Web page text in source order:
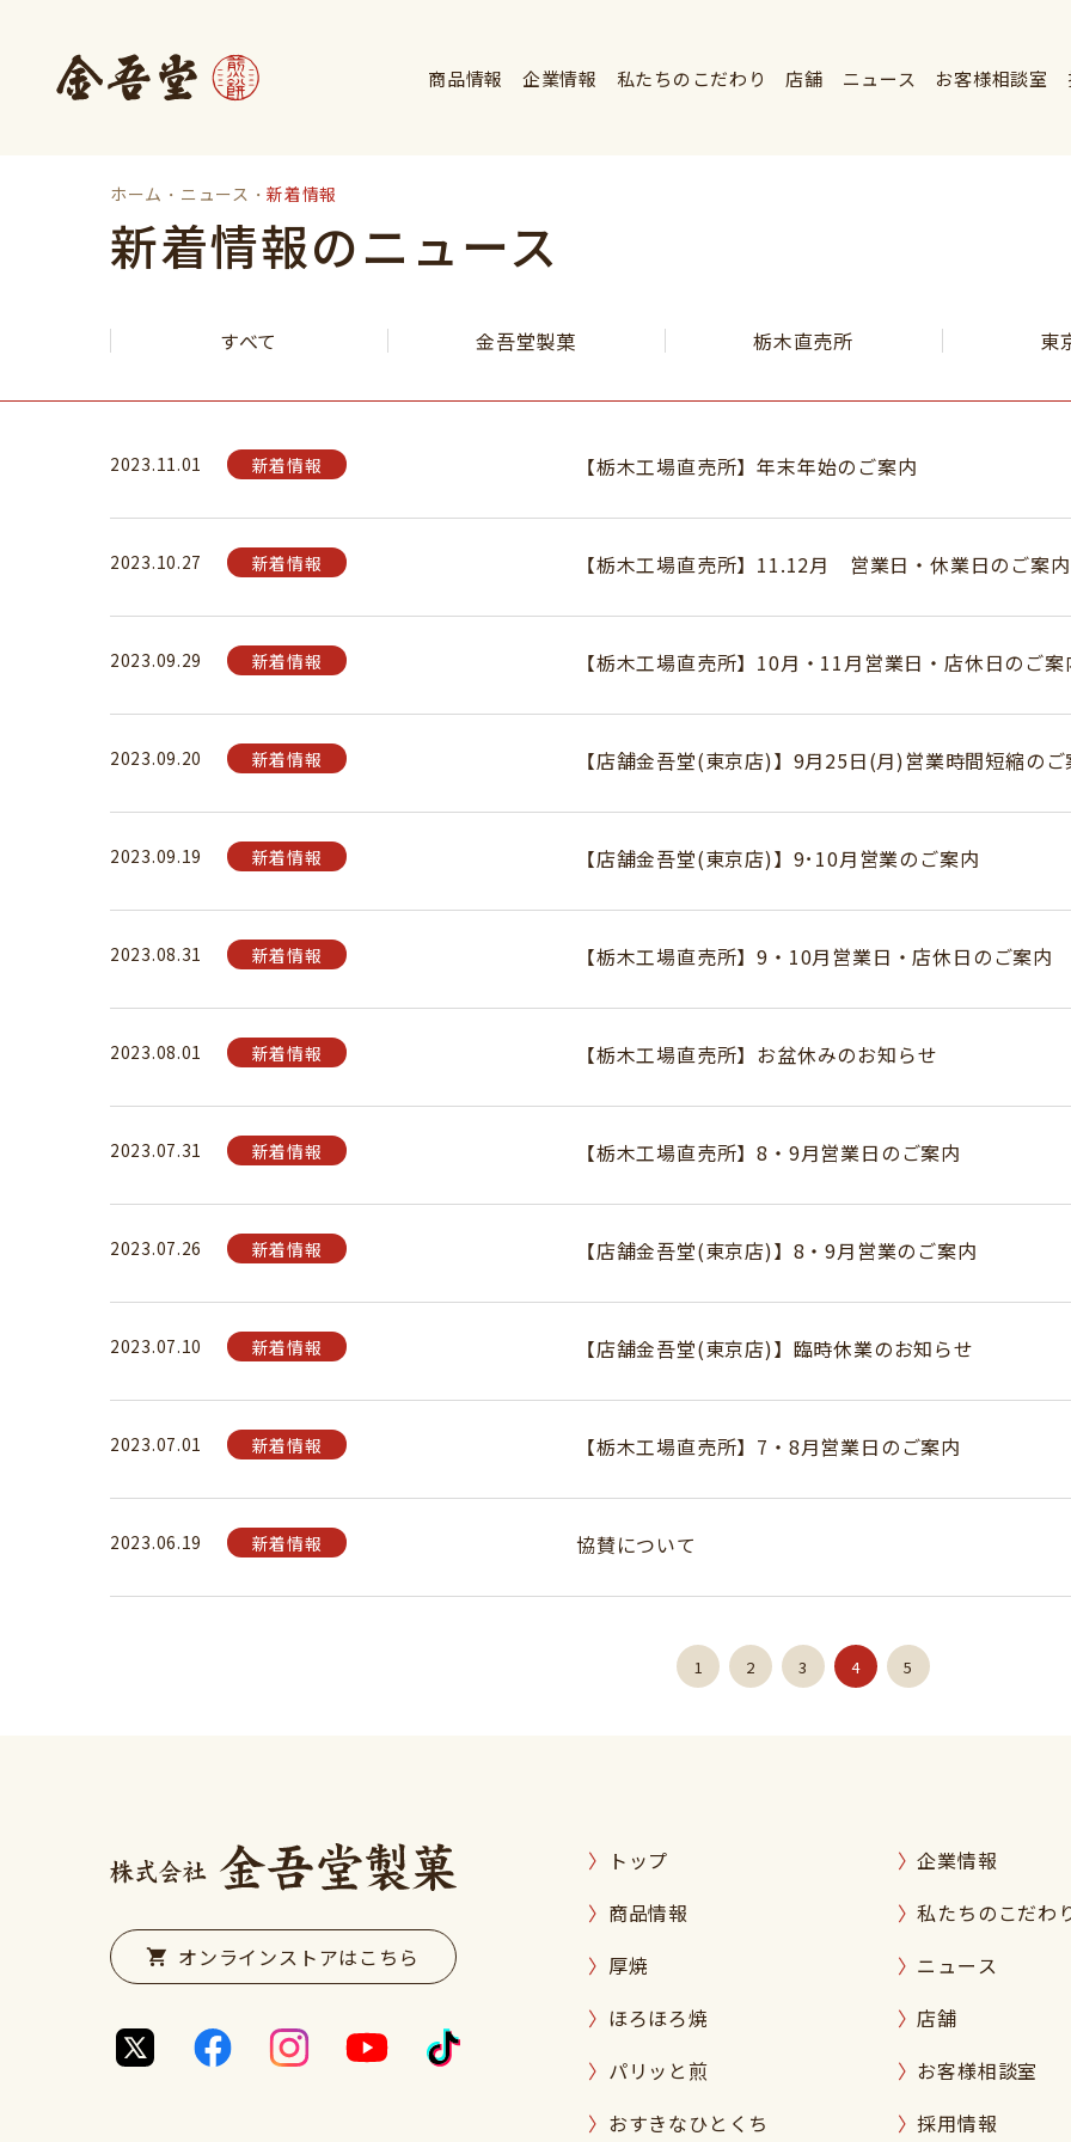
商品情報 企業情報 私たちのこだわり 店舗 ニュース お客様相談室
ホーム ニュース 新着情報
新着情報のニュース
すべて 金吾堂製菓 栃木直売所 東
2023.11.01 新着情報 【栃木工場直売所】年末年始のご案内
2023.10.27 新着情報 【栃木工場直売所】11.12月 営業日・休業日のご案内
2023.09.29 新着情報 【栃木工場直売所】10月・11月営業日・店休日のご案
2023.09.20 新着情報 【店舗金吾堂(東京店)】9月25日(月)営業時間短縮の
2023.09.19 新着情報 【店舗金吾堂(東京店)】9･10月営業のご案内
2023.08.31 新着情報 【栃木工場直売所】9・10月営業日・店休日のご案内
2023.08.01 新着情報 【栃木工場直売所】お盆休みのお知らせ
2023.07.31 新着情報 【栃木工場直売所】8・9月営業日のご案内
2023.07.26 新着情報 【店舗金吾堂(東京店)】8・9月営業のご案内
2023.07.10 新着情報 【店舗金吾堂(東京店)】臨時休業のお知らせ
2023.07.01 新着情報 【栃木工場直売所】7・8月営業日のご案内
2023.06.19 新着情報 協賛について
1 2 3 4 5
オンラインストアはこちら
トップ
商品情報
厚焼
ほろほろ焼
パリッと煎
おすきなひとくち
企業情報
私たちのこだわ
ニュース
店舗
お客様相談室
採用情報